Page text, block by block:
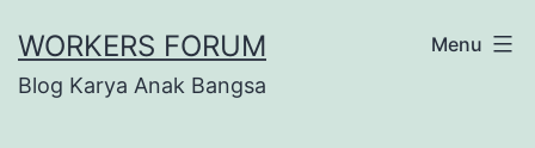
ke
konten
WORKERS FORUM
Blog Karya Anak Bangsa
Menu